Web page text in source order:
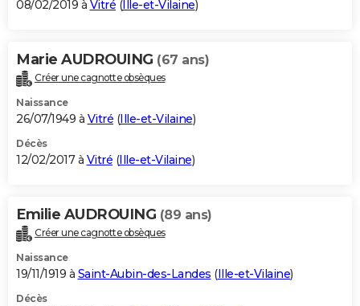
S'inscrire
Se connecter
Lycées
Collèges
Primaires
Universités
Entreprises
Service militaire
Avis de recherche
AVIS DE DÉCÈS
Bricolage
Lifestyle
Culture
Sport
Auto
Television
Voyage
Cinema
08/02/2019 à Vitré (Ille-et-Vilaine)
Marie AUDROUING (67 ans)
Créer une cagnotte obsèques
Naissance
26/07/1949 à Vitré (Ille-et-Vilaine)
Décès
12/02/2017 à Vitré (Ille-et-Vilaine)
Emilie AUDROUING (89 ans)
Créer une cagnotte obsèques
Naissance
19/11/1919 à Saint-Aubin-des-Landes (Ille-et-Vilaine)
Décès